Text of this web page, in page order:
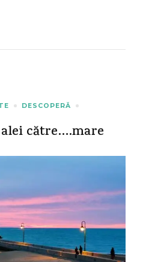
DESCOPERĂ
către….mare